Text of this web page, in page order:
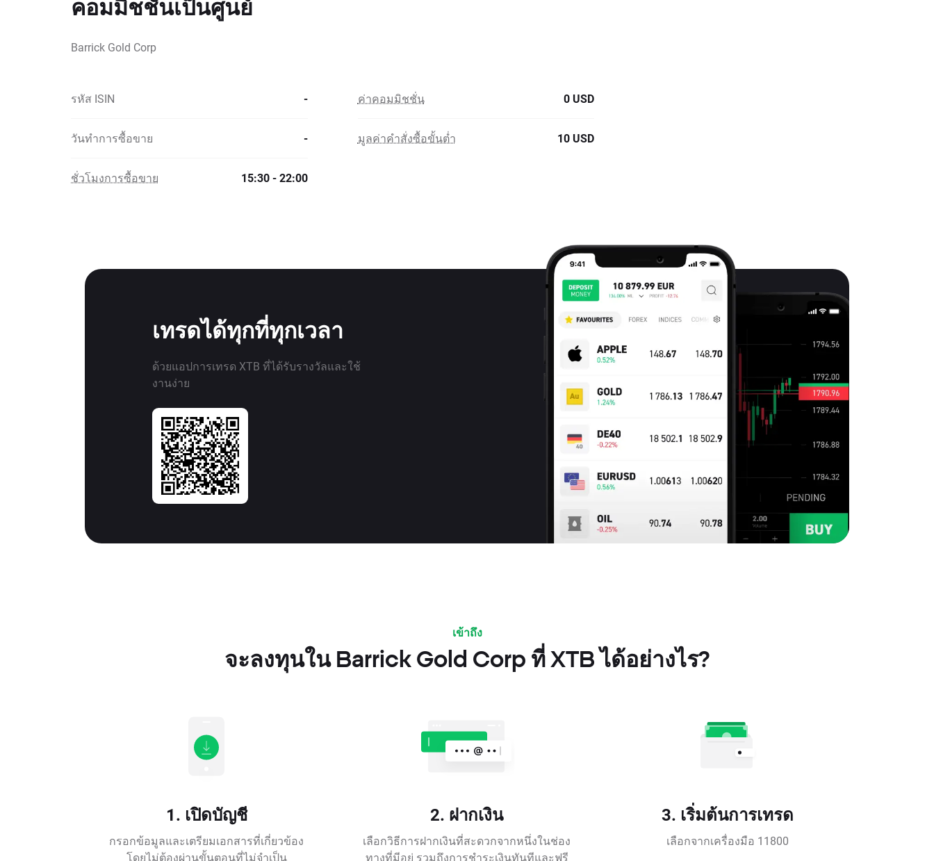
คอมมิชชั่นเป็นศูนย์
Barrick Gold Corp
รหัส ISIN - ค่าคอมมิชชั่น 0 USD
วันทำการซื้อขาย - มูลค่าคำสั่งซื้อขั้นต่ำ 10 USD
ชั่วโมงการซื้อขาย 15:30 - 22:00
เทรดได้ทุกที่ทุกเวลา
ด้วยแอปการเทรด XTB ที่ได้รับรางวัลและใช้
งานง่าย
เข้าถึง
จะลงทุนใน Barrick Gold Corp ที่ XTB ได้อย่างไร?
1. เปิดบัญชี
กรอกข้อมูลและเตรียมเอกสารที่เกี่ยวข้อง
โดยไม่ต้องผ่านขั้นตอนที่ไม่จำเป็น
2. ฝากเงิน
เลือกวิธีการฝากเงินที่สะดวกจากหนึ่งในช่อง
ทางที่มีอยู่ รวมถึงการชำระเงินทันทีและฟรี
3. เริ่มต้นการเทรด
เลือกจากเครื่องมือ 11800